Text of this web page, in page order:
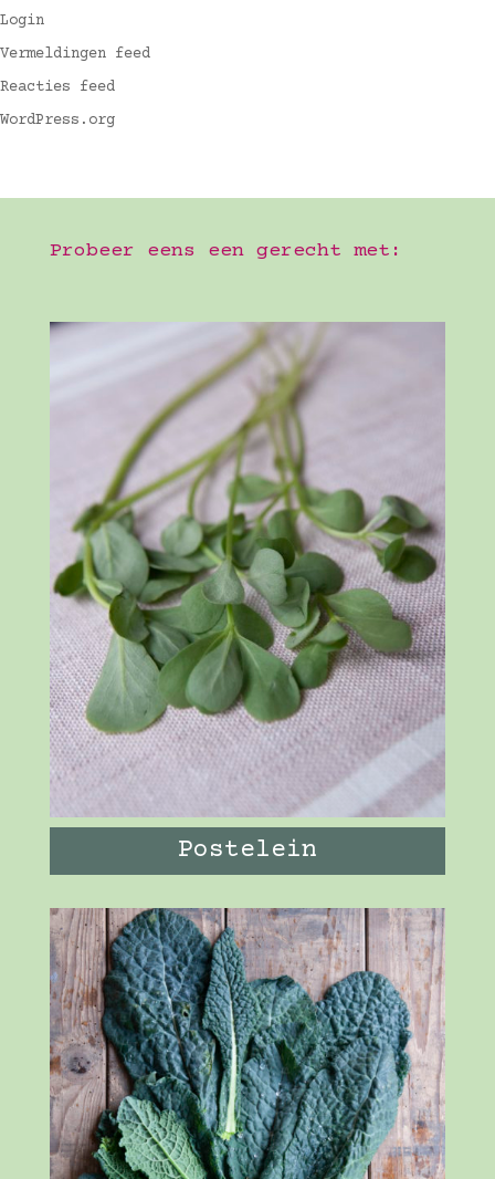
Login
Vermeldingen feed
Reacties feed
WordPress.org
Probeer eens een gerecht met:
Postelein